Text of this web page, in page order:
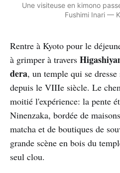
Une visiteuse en kimono
Fushimi Inari —
Rentre à Kyoto pour le
à grimper à travers
dera, un temple qui se
depuis le VIIIe siècle. Le
moitié l'expérience: la pente
Ninenzaka, bordée de
matcha et de boutiques de
grande scène en bois du
seul clou.